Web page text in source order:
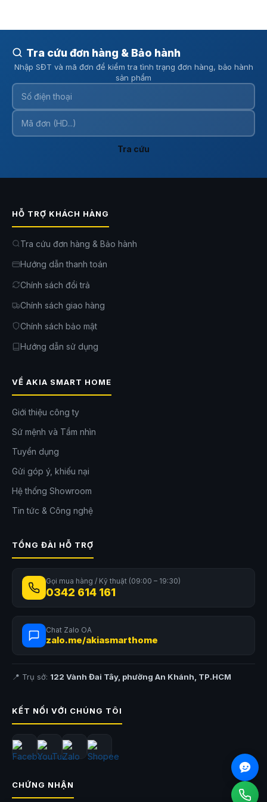
biệt hữu ích.
Bear SB-NC30B
cho phép cài đặt thời gian nấu trước lên
đến 12 tiếng, giúp người dùng chủ động chuẩn bị bữa ăn theo lịch sinh
hoạt của gia đình.
Sau khi hoàn tất quá trình nấu, nồi sẽ tự động chuyển sang chế độ giữ
ấm trong thời gian tối đa 24 tiếng. Nhờ đó cơm luôn nóng sốt và sẵn
sàng phục vụ bất cứ khi nào cần dùng.
Vật Liệu An Toàn, Độ Bền Cao Cho Sử Dụng Lâu Dài
thoát nhiệt và tăng độ an toàn trong quá trình sử dụng. Bề mặt dễ lau
chùi giúp việc vệ sinh trở nên đơn giản hơn sau mỗi bữa ăn.
giúp sản phẩm duy trì hiệu suất ổn định trong thời gian dài, phù hợp với
nhu cầu sử dụng hằng ngày của gia đình.
Mã sản phẩm SB-NC30B
Dung tích
Tra cứu đơn hàng & Bảo hành
Nhập SĐT và mã đơn để kiểm tra tình trạng đơn hàng, bảo hành
sản phẩm
Tra cứu
HỖ TRỢ KHÁCH HÀNG
Tra cứu đơn hàng & Bảo hành
Hướng dẫn thanh toán
Chính sách đổi trả
Chính sách giao hàng
Chính sách bảo mật
Hướng dẫn sử dụng
VỀ AKIA SMART HOME
Giới thiệu công ty
Sứ mệnh và Tầm nhìn
Tuyển dụng
Gửi góp ý, khiếu nại
Hệ thống Showroom
Tin tức & Công nghệ
TỔNG ĐÀI HỖ TRỢ
Gọi mua hàng / Kỹ thuật (09:00 – 19:30)
0342 614 161
Chat Zalo OA
zalo.me/akiasmarthome
📍 Trụ sở: 122 Vành Đai Tây, phường An Khánh, TP.HCM
KẾT NỐI VỚI CHÚNG TÔI
CHỨNG NHẬN